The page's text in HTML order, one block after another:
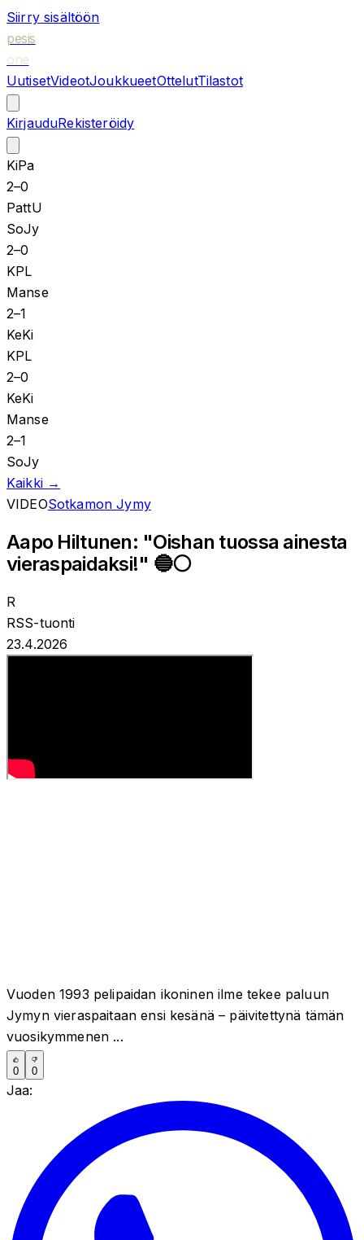
Siirry sisältöön
pesis
one
UutisetVideotJoukkueetOttelutTilastot
KirjauduRekisteröidy
KiPa
2–0
PattU
SoJy
2–0
KPL
Manse
2–1
KeKi
KPL
2–0
KeKi
Manse
2–1
SoJy
Kaikki →
VIDEOSotkamon Jymy
Aapo Hiltunen: "Oishan tuossa ainesta
vieraspaidaksi!" 🔵⚪️
R
RSS-tuonti
23.4.2026
Vuoden 1993 pelipaidan ikoninen ilme tekee paluun
Jymyn vieraspaitaan ensi kesänä – päivitettynä tämän
vuosikymmenen ...
0 0
Jaa: